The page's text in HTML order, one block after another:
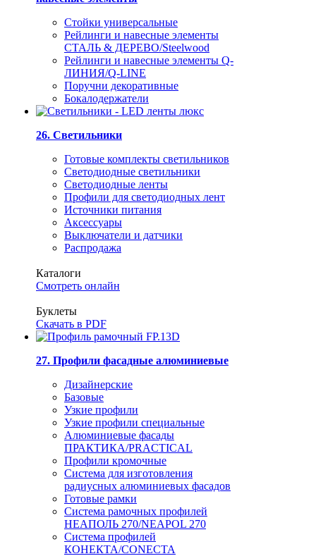
Стойки универсальные
Рейлинги и навесные элементы
СТАЛЬ & ДЕРЕВО/Steelwood
Рейлинги и навесные элементы Q-
ЛИНИЯ/Q-LINE
Поручни декоративные
Бокалодержатели
26. Светильники
Готовые комплекты светильников
Светодиодные светильники
Светодиодные ленты
Профили для светодиодных лент
Источники питания
Аксессуары
Выключатели и датчики
Распродажа
Каталоги
Смотреть онлайн
Буклеты
Скачать в PDF
27. Профили фасадные алюминиевые
Дизайнерские
Базовые
Узкие профили
Узкие профили специальные
Алюминиевые фасады
ПРАКТИКА/PRACTICAL
Профили кромочные
Система для изготовления
радиусных алюминиевых фасадов
Готовые рамки
Система рамочных профилей
НЕАПОЛЬ 270/NEAPOL 270
Система профилей
КОНЕКТА/CONECTA